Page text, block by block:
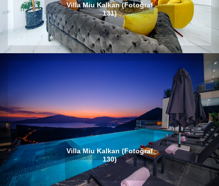
Villa Miu Kalkan (Fotoğraf
131)
Villa Miu Kalkan (Fotoğraf
130)